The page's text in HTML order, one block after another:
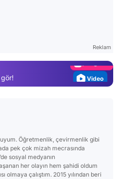
Reklam
Video
Öğretmenlik, çevirmenlik gibi
pek çok mizah mecrasında
sosyal medyanın
her olayın hem şahidi oldum
olmaya çalıştım. 2015 yılından beri